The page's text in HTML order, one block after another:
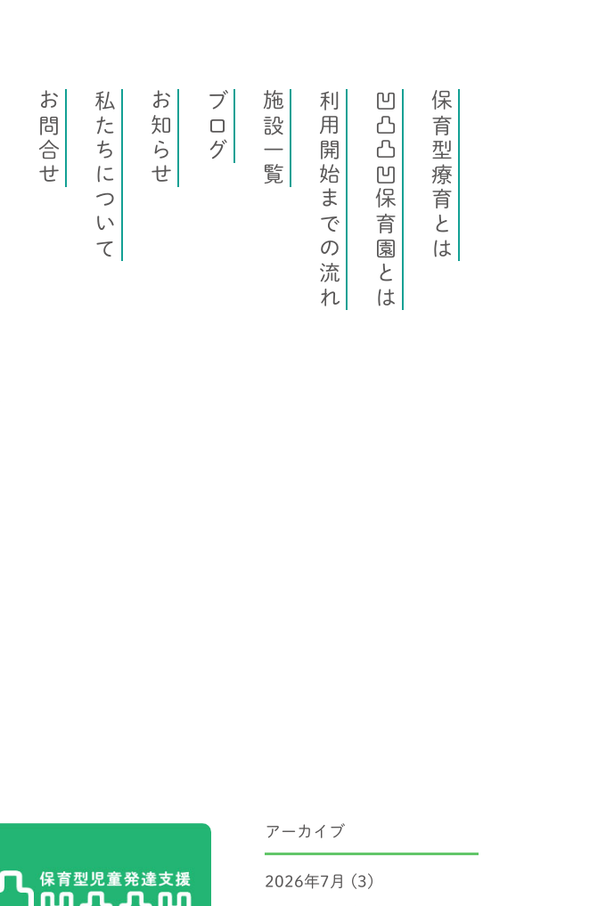
お問合せ 私たちについて お知らせ ブログ 施設一覧 利用開始までの流れ凹凸凸凹保育園とは 保育型療育とは
アーカイブ
2026年7月 (3)